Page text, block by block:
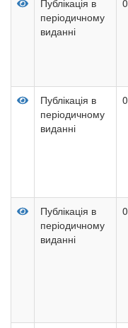
Публікація в
періодичному
виданні
0
Публікація в
періодичному
виданні
0
Публікація в
періодичному
виданні
0